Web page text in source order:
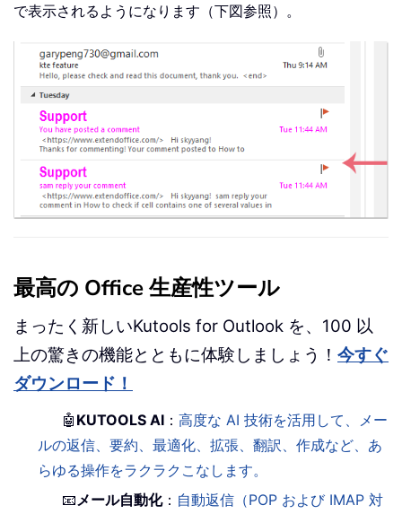
で表示されるようになります（下図参照）。
最高の Office 生産性ツール
まったく新しいKutools for Outlook を、100 以
上の驚きの機能とともに体験しましょう！ 今すぐ
ダウンロード！
🤖 KUTOOLS AI ：高度な AI 技術を活用して、メー
ルの返信、要約、最適化、拡張、翻訳、作成など、あ
らゆる操作をラクラクこなします。
📧 メール自動化： 自動返信（POP および IMAP 対